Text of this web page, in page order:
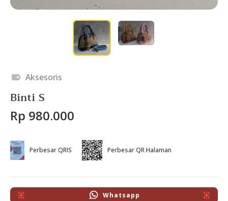
Aksesoris
Binti S
Rp 980.000
Perbesar QRIS Perbesar QR Halaman
Whatsapp